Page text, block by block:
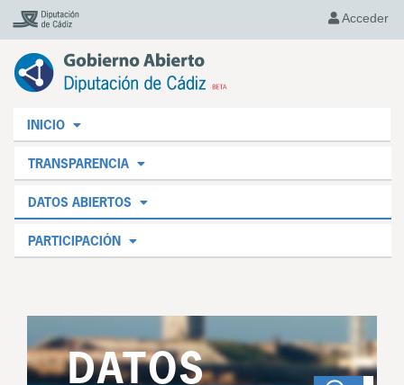
Acceder
INICIO
TRANSPARENCIA
DATOS ABIERTOS
PARTICIPACIÓN
DATOS